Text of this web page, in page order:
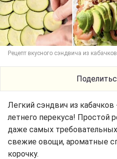
Рецепт вкусного сэндвича из
Легкий сэндвич из кабачков
летнего перекуса! Простой
даже самых
свежие овощи, ароматные
корочку.